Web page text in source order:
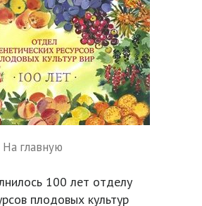
На главную
100 лет отделу
плодовых культур